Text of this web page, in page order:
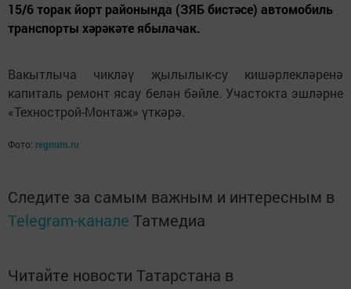
15/6 торак йорт районында (ЗЯБ бистәсе) автомобиль
транспорты хәрәкәте ябылачак.
Вакытлыча чикләү җылылык-су кишәрлекләренә
капиталь ремонт ясау белән бәйле. Участокта эшләрне
«Технострой-Монтаж» үткәрә.
Фото: regnum.ru
Следите за самым важным и интересным в
Telegram-канале Татмедиа
Читайте новости Татарстана в